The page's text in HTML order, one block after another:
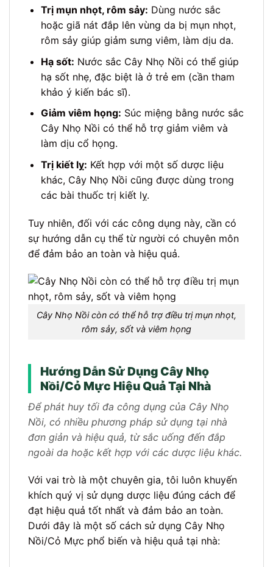
Trị mụn nhọt, rôm sảy: Dùng nước sắc
hoặc giã nát đắp lên vùng da bị mụn nhọt,
rôm sảy giúp giảm sưng viêm, làm dịu da.
Hạ sốt: Nước sắc Cây Nhọ Nồi có thể giúp
hạ sốt nhẹ, đặc biệt là ở trẻ em (cần tham
khảo ý kiến bác sĩ).
Giảm viêm họng: Súc miệng bằng nước sắc
Cây Nhọ Nồi có thể hỗ trợ giảm viêm và
làm dịu cổ họng.
Trị kiết lỵ: Kết hợp với một số dược liệu
khác, Cây Nhọ Nồi cũng được dùng trong
các bài thuốc trị kiết lỵ.
Tuy nhiên, đối với các công dụng này, cần có
sự hướng dẫn cụ thể từ người có chuyên môn
để đảm bảo an toàn và hiệu quả.
Cây Nhọ Nồi còn có thể hỗ trợ điều trị mụn nhọt,
rôm sảy, sốt và viêm họng
Hướng Dẫn Sử Dụng Cây Nhọ
Nồi/Cỏ Mực Hiệu Quả Tại Nhà
Để phát huy tối đa công dụng của Cây Nhọ
Nồi, có nhiều phương pháp sử dụng tại nhà
đơn giản và hiệu quả, từ sắc uống đến đắp
ngoài da hoặc kết hợp với các dược liệu khác.
Với vai trò là một chuyên gia, tôi luôn khuyến
khích quý vị sử dụng dược liệu đúng cách để
đạt hiệu quả tốt nhất và đảm bảo an toàn.
Dưới đây là một số cách sử dụng Cây Nhọ
Nồi/Cỏ Mực phổ biến và hiệu quả tại nhà: